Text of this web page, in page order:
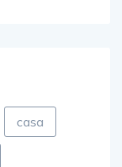
casa